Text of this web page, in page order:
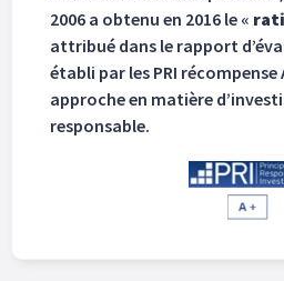
2006 a obtenu en 2016 le «
attribué dans le rapport
établi par les PRI
approche en matière
responsable.